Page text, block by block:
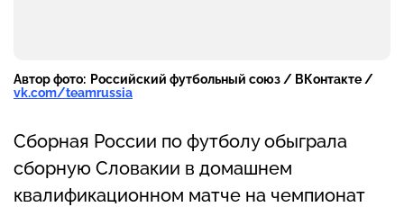
Автор фото: Российский футбольный союз / ВКонтакте /
vk.com/teamrussia
Сборная России по футболу обыграла
сборную Словакии в домашнем
квалификационном матче на чемпионат